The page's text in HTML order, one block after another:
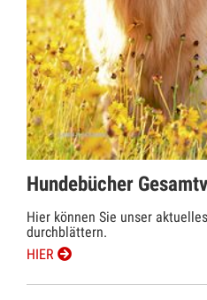
Hundebücher
Hier können Sie unser
durchblättern.
HIER